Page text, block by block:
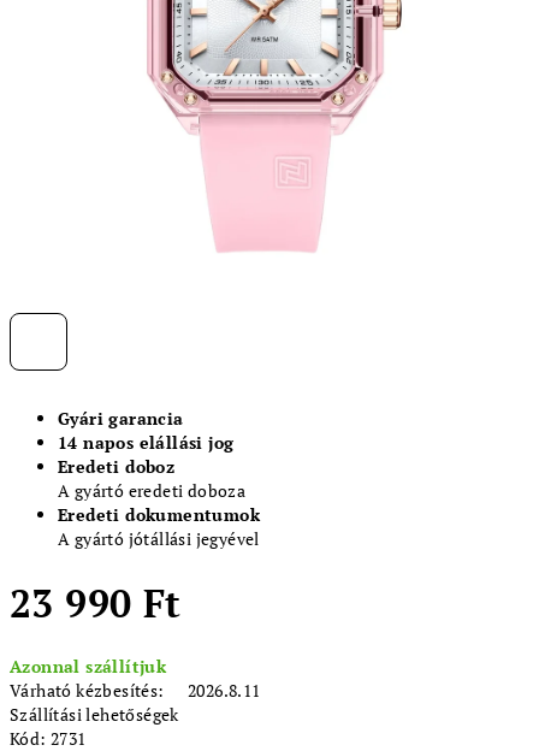
Gyári garancia
14 napos elállási jog
Eredeti doboz
A gyártó eredeti doboza
Eredeti dokumentumok
A gyártó jótállási jegyével
23 990 Ft
Azonnal szállítjuk
Várható kézbesítés:
2026.8.11
Szállítási lehetőségek
Kód: 2731